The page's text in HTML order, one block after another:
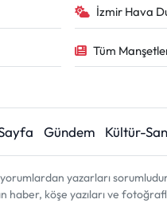
İzmir Hava
Tüm
Gündem Kültür-
yazarları
haber, köşe yazıları ve